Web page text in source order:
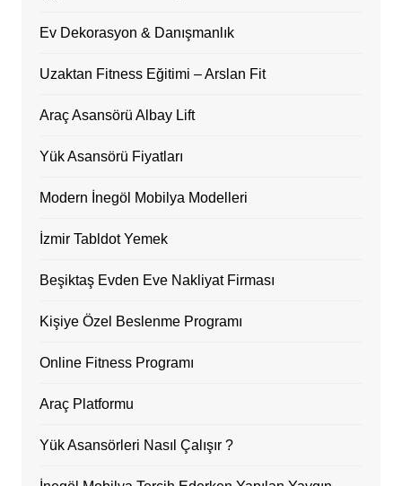
Ev Dekorasyon & Danışmanlık
Uzaktan Fitness Eğitimi – Arslan Fit
Araç Asansörü Albay Lift
Yük Asansörü Fiyatları
Modern İnegöl Mobilya Modelleri
İzmir Tabldot Yemek
Beşiktaş Evden Eve Nakliyat Firması
Kişiye Özel Beslenme Programı
Online Fitness Programı
Araç Platformu
Yük Asansörleri Nasıl Çalışır ?